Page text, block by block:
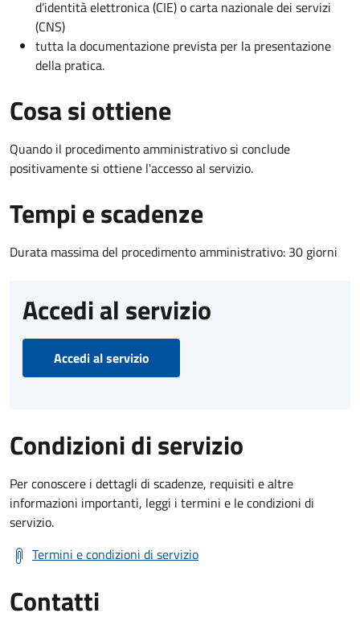
d’identità elettronica (CIE) o carta nazionale dei servizi
(CNS)
tutta la documentazione prevista per la presentazione
della pratica.
Cosa si ottiene
Quando il procedimento amministrativo si conclude
positivamente si ottiene l'accesso al servizio.
Tempi e scadenze
Durata massima del procedimento amministrativo: 30 giorni
Accedi al servizio
Accedi al servizio
Condizioni di servizio
Per conoscere i dettagli di scadenze, requisiti e altre
informazioni importanti, leggi i termini e le condizioni di
servizio.
Termini e condizioni di servizio
Contatti